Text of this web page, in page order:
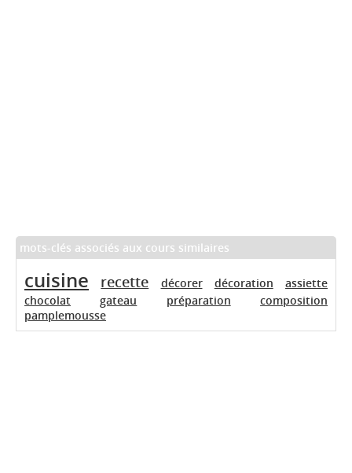
mots-clés associés aux cours similaires
cuisine recette décorer décoration
assiette
chocolat
gateau préparation
composition
pamplemousse